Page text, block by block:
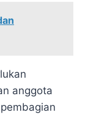
anggota